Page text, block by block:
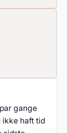
gange
ikke haft tid